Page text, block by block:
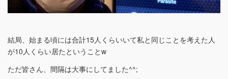
結局、始まる頃には合計15人くらいいて私と同じことを考えた人
が10人くらい居たということw
ただ皆さん、間隔は大事にしてました^^;